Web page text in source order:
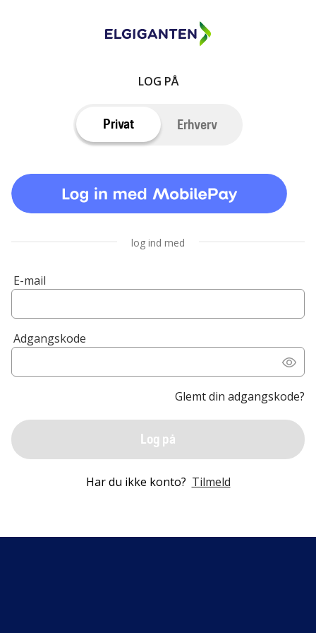
LOG PÅ
Privat Erhverv
log ind med
E-mail
Adgangskode
Glemt din adgangskode?
Log på
Har du ikke konto? Tilmeld